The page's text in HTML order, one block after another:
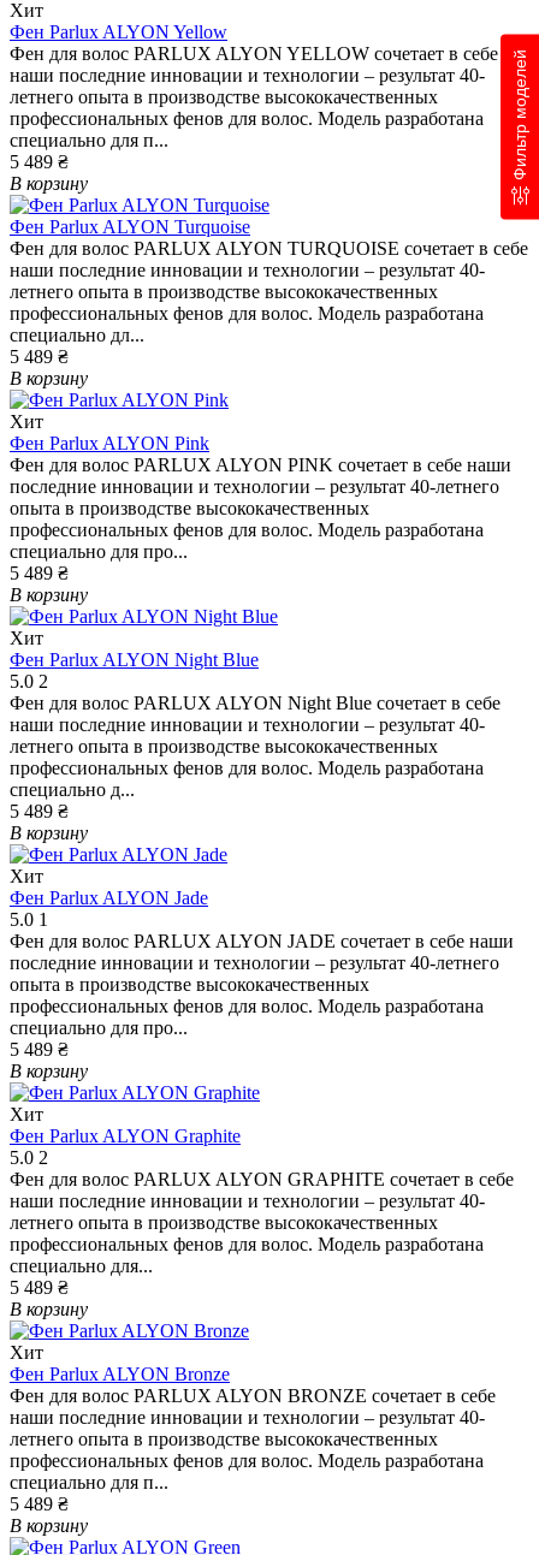
Фильтр моделей
Хит
Фен Parlux ALYON Yellow
Фен для волос PARLUX ALYON YELLOW сочетает в себе
наши последние инновации и технологии – результат 40-
летнего опыта в производстве высококачественных
профессиональных фенов для волос. Модель разработана
специально для п...
5 489 ₴
В корзину
Фен Parlux ALYON Turquoise
Фен для волос PARLUX ALYON TURQUOISE сочетает в себе
наши последние инновации и технологии – результат 40-
летнего опыта в производстве высококачественных
профессиональных фенов для волос. Модель разработана
специально дл...
5 489 ₴
В корзину
Хит
Фен Parlux ALYON Pink
Фен для волос PARLUX ALYON PINK сочетает в себе наши
последние инновации и технологии – результат 40-летнего
опыта в производстве высококачественных
профессиональных фенов для волос. Модель разработана
специально для про...
5 489 ₴
В корзину
Хит
Фен Parlux ALYON Night Blue
5.0 2
Фен для волос PARLUX ALYON Night Blue сочетает в себе
наши последние инновации и технологии – результат 40-
летнего опыта в производстве высококачественных
профессиональных фенов для волос. Модель разработана
специально д...
5 489 ₴
В корзину
Хит
Фен Parlux ALYON Jade
5.0 1
Фен для волос PARLUX ALYON JADE сочетает в себе наши
последние инновации и технологии – результат 40-летнего
опыта в производстве высококачественных
профессиональных фенов для волос. Модель разработана
специально для про...
5 489 ₴
В корзину
Хит
Фен Parlux ALYON Graphite
5.0 2
Фен для волос PARLUX ALYON GRAPHITE сочетает в себе
наши последние инновации и технологии – результат 40-
летнего опыта в производстве высококачественных
профессиональных фенов для волос. Модель разработана
специально для...
5 489 ₴
В корзину
Хит
Фен Parlux ALYON Bronze
Фен для волос PARLUX ALYON BRONZE сочетает в себе
наши последние инновации и технологии – результат 40-
летнего опыта в производстве высококачественных
профессиональных фенов для волос. Модель разработана
специально для п...
5 489 ₴
В корзину